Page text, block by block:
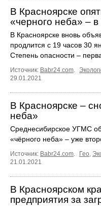
В Красноярске
«черного неба» –
В Красноярске вновь
продлится с 19 часов 30
Степень опасности –
Источник: Babr24.com.
29.01.2021
В Красноярске –
неба»
Среднесибирское УГМС
«чёрного неба» – уже
Источник: Babr24.com. Гео,
21.01.2021
В Красноярском
предприятия за